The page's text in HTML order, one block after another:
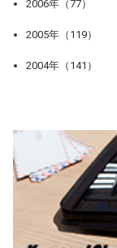
2006年（77）
2005年（119）
2004年（141）